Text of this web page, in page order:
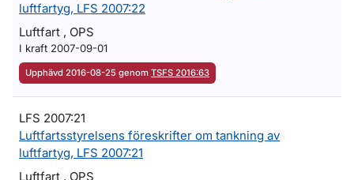
luftfartyg, LFS 2007:22
Luftfart , OPS
I kraft 2007-09-01
Upphävd 2016-08-25 genom TSFS 2016:63
LFS 2007:21
Luftfartsstyrelsens föreskrifter om tankning av
luftfartyg, LFS 2007:21
Luftfart , OPS